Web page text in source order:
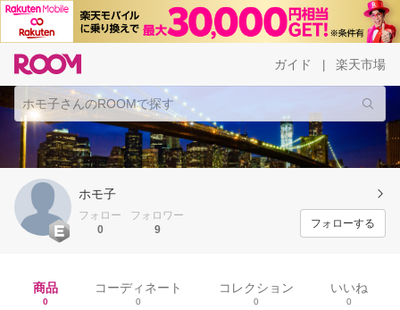
ガイド 楽天市場
ホモ子
フォロー
0
フォロワー
9
フォローする
商品
0
コーディネート
0
コレクション
0
いいね
0